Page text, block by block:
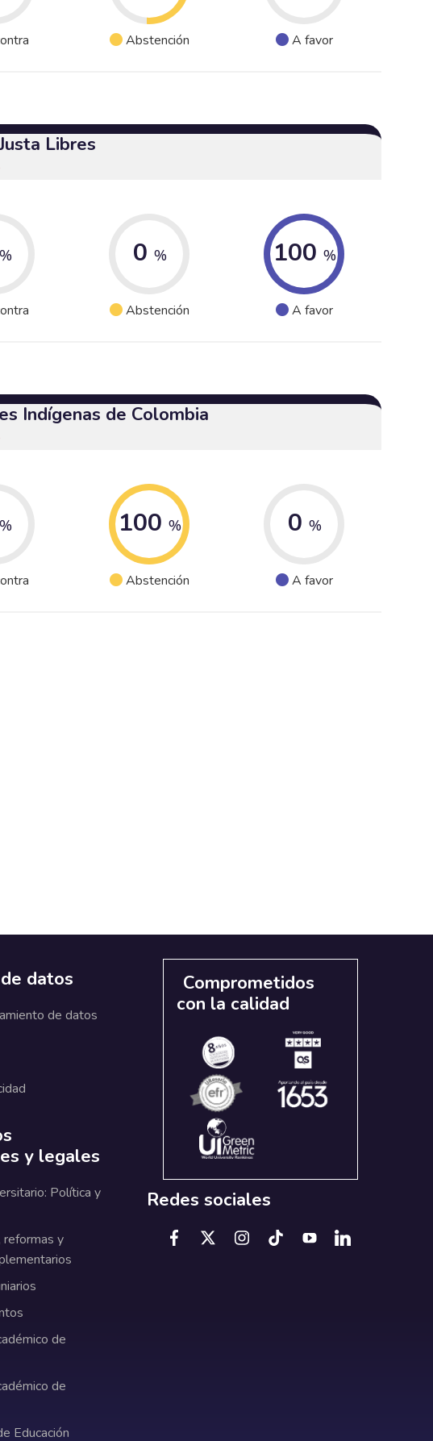
Abstención A favor
Libres
% 0 %
Abstención
100 %
A favor
Indígenas de Colombia
% 100 %
Abstención
0 %
A favor
datos
de datos
y legales
Política y
reformas y
de
de
Educación
Comprometidos
con la calidad
Redes sociales